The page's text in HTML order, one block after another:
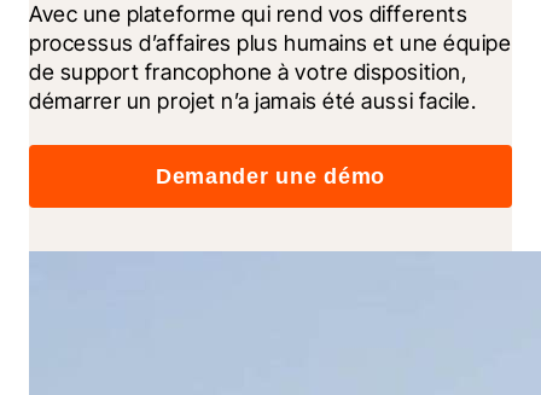
Avec une plateforme qui rend vos differents
processus d’affaires plus humains et une équipe
de support francophone à votre disposition,
démarrer un projet n’a jamais été aussi facile.
Demander une démo